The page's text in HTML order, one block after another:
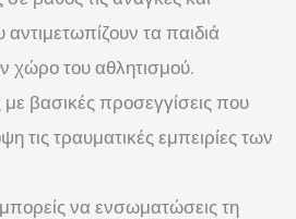
τα παιδιά
χώρο του αθλητισμού.
με βασικές προσεγγίσεις που
τις τραυματικές εμπειρίες των
να ενσωματώσεις τη